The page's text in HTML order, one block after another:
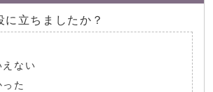
に立ちましたか？
えない
た